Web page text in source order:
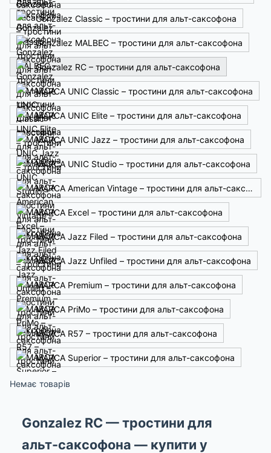
Gonzalez Classic – тростини для альт-саксофона
Gonzalez MALBEC – тростини для альт-саксофона
Gonzalez RC – тростини для альт-саксофона
MARCA UNIC Classic – тростини для альт-саксофона
MARCA UNIC Elite – тростини для альт-саксофона
MARCA UNIC Jazz – тростини для альт-саксофона
MARCA UNIC Studio – тростини для альт-саксофона
MARCA American Vintage – тростини для альт-саксофона
MARCA Excel – тростини для альт-саксофона
MARCA Jazz Filed – тростини для альт-саксофона
MARCA Jazz Unfiled – тростини для альт-саксофона
MARCA Premium – тростини для альт-саксофона
MARCA PriMo – тростини для альт-саксофона
MARCA R57 – тростини для альт-саксофона
MARCA Superior – тростини для альт-саксофона
Немає товарів
Gonzalez RC — тростини для
альт-саксофона — купити у